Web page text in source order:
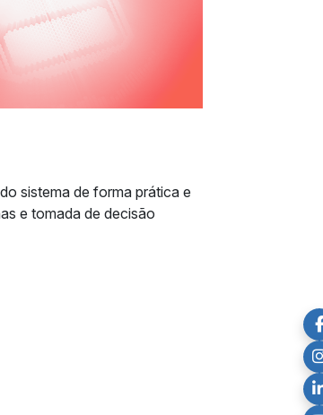
sistema de forma prática e
e tomada de decisão